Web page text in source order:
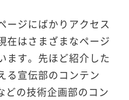
ージにばかりアクセス
在はさまざまなページ
ます。先ほど紹介した
る宣伝部のコンテン
の技術企画部のコン